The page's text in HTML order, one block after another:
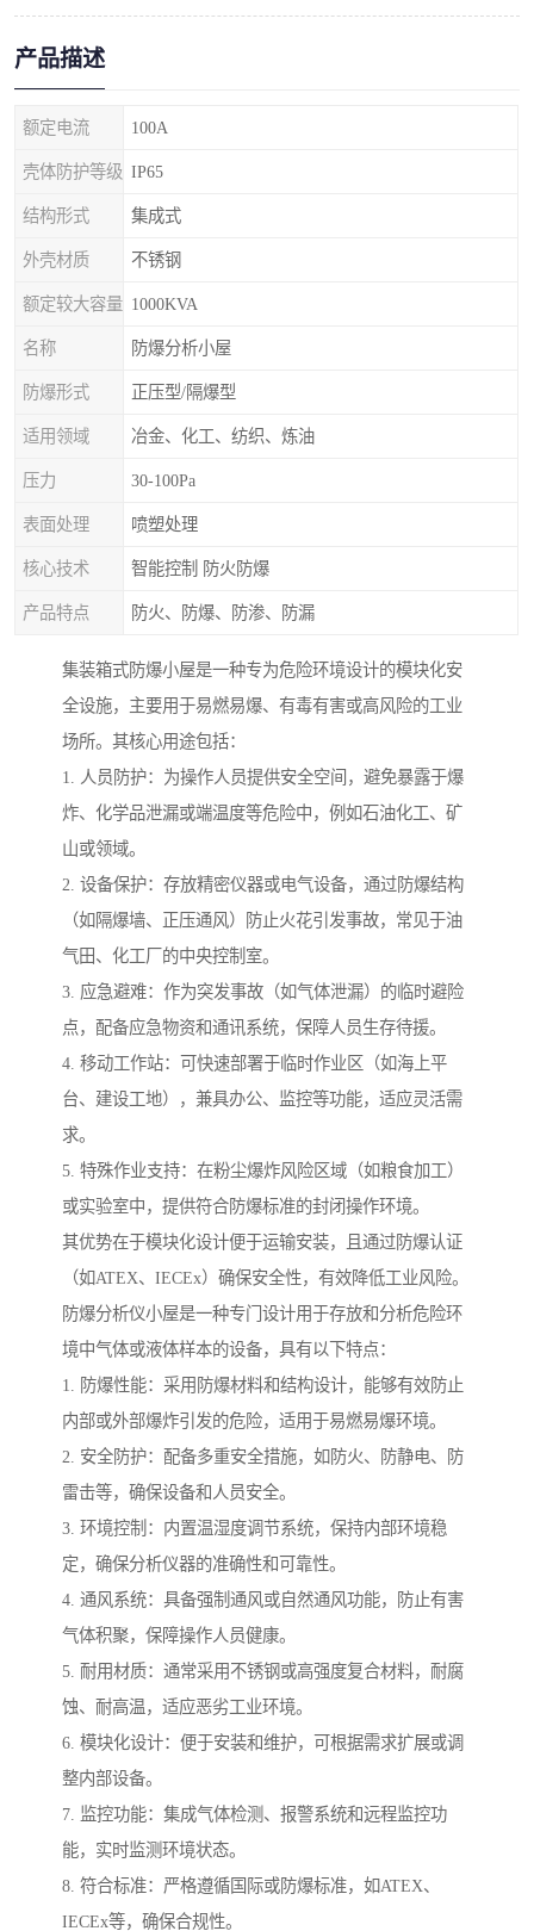
产品描述
额定电流 100A
壳体防护等级 IP65
结构形式 集成式
外壳材质 不锈钢
额定较大容量 1000KVA
名称 防爆分析小屋
防爆形式 正压型/隔爆型
适用领域 冶金、化工、纺织、炼油
压力 30-100Pa
表面处理 喷塑处理
核心技术 智能控制 防火防爆
产品特点 防火、防爆、防渗、防漏
集装箱式防爆小屋是一种专为危险环境设计的模块化安
全设施，主要用于易燃易爆、有毒有害或高风险的工业
场所。其核心用途包括：
1. 人员防护：为操作人员提供安全空间，避免暴露于爆
炸、化学品泄漏或端温度等危险中，例如石油化工、矿
山或领域。
2. 设备保护：存放精密仪器或电气设备，通过防爆结构
（如隔爆墙、正压通风）防止火花引发事故，常见于油
气田、化工厂的中央控制室。
3. 应急避难：作为突发事故（如气体泄漏）的临时避险
点，配备应急物资和通讯系统，保障人员生存待援。
4. 移动工作站：可快速部署于临时作业区（如海上平
台、建设工地），兼具办公、监控等功能，适应灵活需
求。
5. 特殊作业支持：在粉尘爆炸风险区域（如粮食加工）
或实验室中，提供符合防爆标准的封闭操作环境。
其优势在于模块化设计便于运输安装，且通过防爆认证
（如ATEX、IECEx）确保安全性，有效降低工业风险。
防爆分析仪小屋是一种专门设计用于存放和分析危险环
境中气体或液体样本的设备，具有以下特点：
1. 防爆性能：采用防爆材料和结构设计，能够有效防止
内部或外部爆炸引发的危险，适用于易燃易爆环境。
2. 安全防护：配备多重安全措施，如防火、防静电、防
雷击等，确保设备和人员安全。
3. 环境控制：内置温湿度调节系统，保持内部环境稳
定，确保分析仪器的准确性和可靠性。
4. 通风系统：具备强制通风或自然通风功能，防止有害
气体积聚，保障操作人员健康。
5. 耐用材质：通常采用不锈钢或高强度复合材料，耐腐
蚀、耐高温，适应恶劣工业环境。
6. 模块化设计：便于安装和维护，可根据需求扩展或调
整内部设备。
7. 监控功能：集成气体检测、报警系统和远程监控功
能，实时监测环境状态。
8. 符合标准：严格遵循国际或防爆标准，如ATEX、
IECEx等，确保合规性。